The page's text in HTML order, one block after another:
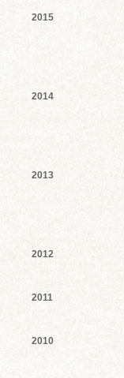
2015
2014
2013
2012
2011
2010